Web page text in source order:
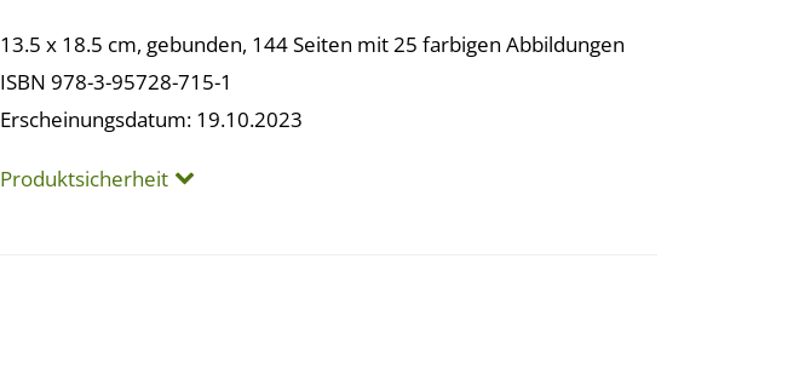
13.5 x 18.5 cm, gebunden, 144 Seiten mit 25 farbigen Abbildungen
ISBN 978-3-95728-715-1
Erscheinungsdatum: 19.10.2023
Produktsicherheit